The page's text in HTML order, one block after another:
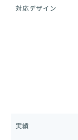
対応デザイン
実績